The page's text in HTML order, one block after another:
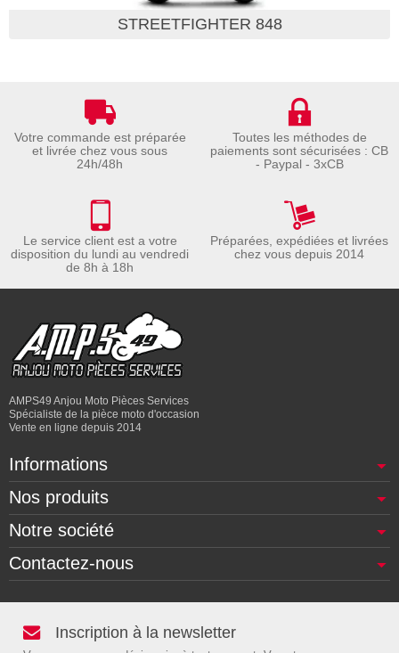
STREETFIGHTER 848
Votre commande est préparée
et livrée chez vous sous
24h/48h
Toutes les méthodes de
paiements sont sécurisées : CB
- Paypal - 3xCB
Le service client est a votre
disposition du lundi au vendredi
de 8h à 18h
Préparées, expédiées et livrées
chez vous depuis 2014
AMPS49 Anjou Moto Pièces Services
Spécialiste de la pièce moto d'occasion
Vente en ligne depuis 2014
Informations
Nos produits
Notre société
Contactez-nous
Inscription à la newsletter